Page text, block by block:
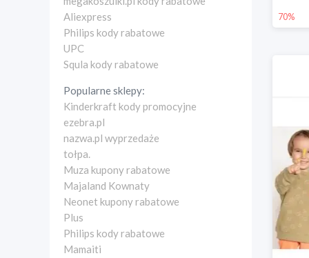
Aliexpress
Philips kody rabatowe
UPC
Squla kody rabatowe
Popularne sklepy:
Kinderkraft kody promocyjne
ezebra.pl
nazwa.pl wyprzedaże
tołpa.
Muza kupony rabatowe
Majaland Kownaty
Neonet kupony rabatowe
Plus
Philips kody rabatowe
Mamaiti
70%